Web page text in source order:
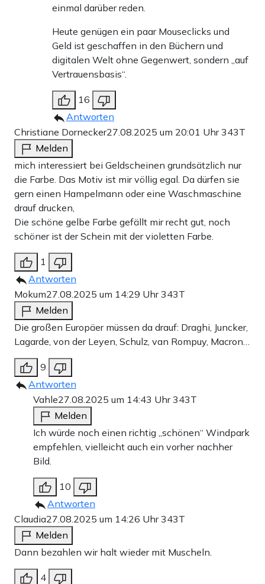
einmal darüber reden.
Heute genügen ein paar Mouseclicks und
Geld ist geschaffen in den Büchern und
digitalen Welt ohne Gegenwert, sondern „auf
Vertrauensbasis“.
16
Antworten
Christiane Dornecker27.08.2025 um 20:01 Uhr343T
Melden
mich interessiert bei Geldscheinen grundsätzlich nur
die Farbe. Das Motiv ist mir völlig egal. Da dürfen sie
gern einen Hampelmann oder eine Waschmaschine
drauf drucken,
Die schöne gelbe Farbe gefällt mir recht gut, noch
schöner ist der Schein mit der violetten Farbe.
1
Antworten
Mokum27.08.2025 um 14:29 Uhr343T
Melden
Die großen Europäer müssen da drauf: Draghi, Juncker,
Lagarde, von der Leyen, Schulz, van Rompuy, Macron…
9
Antworten
Vahle27.08.2025 um 14:43 Uhr343T
Melden
Ich würde noch einen richtig „schönen“ Windpark
empfehlen, vielleicht auch ein vorher nachher
Bild.
10
Antworten
Claudia27.08.2025 um 14:26 Uhr343T
Melden
Dann bezahlen wir halt wieder mit Muscheln.
4